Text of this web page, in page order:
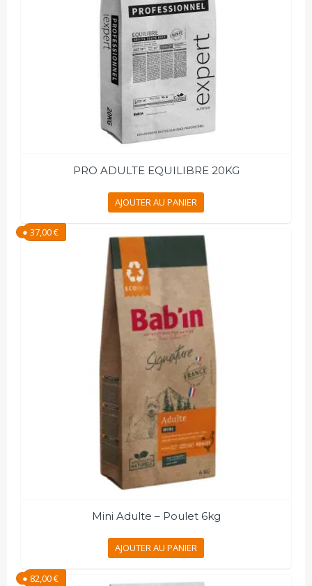
PRO ADULTE EQUILIBRE 20KG
AJOUTER AU PANIER
Mini Adulte – Poulet 6kg
37,00€
AJOUTER AU PANIER
82,00€